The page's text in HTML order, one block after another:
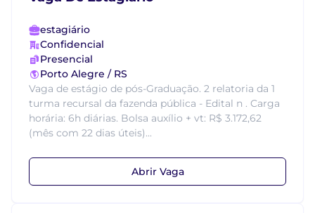
estagiário
Confidencial
Presencial
Porto Alegre / RS
Vaga de estágio de pós-Graduação. 2 relatoria da 1
turma recursal da fazenda pública - Edital n . Carga
horária: 6h diárias. Bolsa auxílio + vt: R$ 3.172,62
(mês com 22 dias úteis)...
Abrir Vaga